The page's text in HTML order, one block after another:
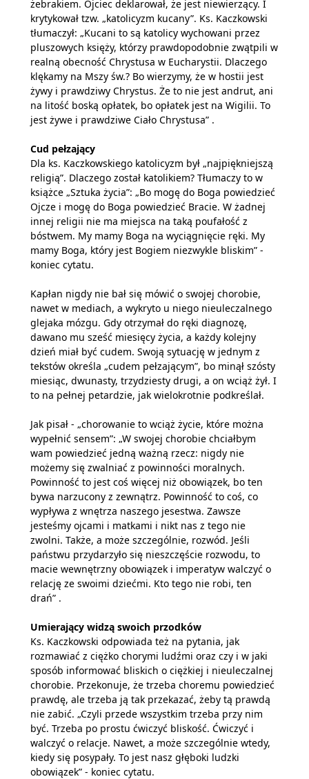
żebrakiem. Ojciec deklarował, że jest niewierzący. I
krytykował tzw. „katolicyzm kucany”. Ks. Kaczkowski
tłumaczył: „Kucani to są katolicy wychowani przez
pluszowych księży, którzy prawdopodobnie zwątpili w
realną obecność Chrystusa w Eucharystii. Dlaczego
klękamy na Mszy św.? Bo wierzymy, że w hostii jest
żywy i prawdziwy Chrystus. Że to nie jest andrut, ani
na litość boską opłatek, bo opłatek jest na Wigilii. To
jest żywe i prawdziwe Ciało Chrystusa” .
Cud pełzający
Dla ks. Kaczkowskiego katolicyzm był „najpiękniejszą
religią”. Dlaczego został katolikiem? Tłumaczy to w
książce „Sztuka życia”: „Bo mogę do Boga powiedzieć
Ojcze i mogę do Boga powiedzieć Bracie. W żadnej
innej religii nie ma miejsca na taką poufałość z
bóstwem. My mamy Boga na wyciągnięcie ręki. My
mamy Boga, który jest Bogiem niezwykle bliskim” -
koniec cytatu.
Kapłan nigdy nie bał się mówić o swojej chorobie,
nawet w mediach, a wykryto u niego nieuleczalnego
glejaka mózgu. Gdy otrzymał do ręki diagnozę,
dawano mu sześć miesięcy życia, a każdy kolejny
dzień miał być cudem. Swoją sytuację w jednym z
tekstów określa „cudem pełzającym”, bo minął szósty
miesiąc, dwunasty, trzydziesty drugi, a on wciąż żył. I
to na pełnej petardzie, jak wielokrotnie podkreślał.
Jak pisał - „chorowanie to wciąż życie, które można
wypełnić sensem”: „W swojej chorobie chciałbym
wam powiedzieć jedną ważną rzecz: nigdy nie
możemy się zwalniać z powinności moralnych.
Powinność to jest coś więcej niż obowiązek, bo ten
bywa narzucony z zewnątrz. Powinność to coś, co
wypływa z wnętrza naszego jesestwa. Zawsze
jesteśmy ojcami i matkami i nikt nas z tego nie
zwolni. Także, a może szczególnie, rozwód. Jeśli
państwu przydarzyło się nieszczęście rozwodu, to
macie wewnętrzny obowiązek i imperatyw walczyć o
relację ze swoimi dziećmi. Kto tego nie robi, ten
drań” .
Umierający widzą swoich przodków
Ks. Kaczkowski odpowiada też na pytania, jak
rozmawiać z ciężko chorymi ludźmi oraz czy i w jaki
sposób informować bliskich o ciężkiej i nieuleczalnej
chorobie. Przekonuje, że trzeba choremu powiedzieć
prawdę, ale trzeba ją tak przekazać, żeby tą prawdą
nie zabić. „Czyli przede wszystkim trzeba przy nim
być. Trzeba po prostu ćwiczyć bliskość. Ćwiczyć i
walczyć o relacje. Nawet, a może szczególnie wtedy,
kiedy się posypały. To jest nasz głęboki ludzki
obowiązek” - koniec cytatu.